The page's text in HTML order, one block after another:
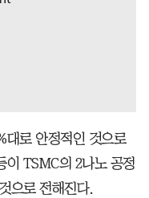
대로 안정적인 것으로
TSMC의 2나노 공정
으로 전해진다.